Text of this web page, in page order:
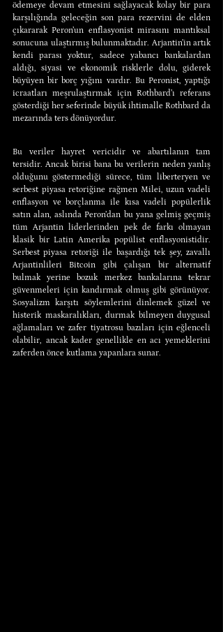
ödemeye devam etmesini sağlayacak kolay bir para
karşılığında geleceğin son para rezervini de elden
çıkararak Peron’un enflasyonist mirasını mantıksal
sonucuna ulaştırmış bulunmaktadır. Arjantin’in artık
kendi parası yoktur, sadece yabancı bankalardan
aldığı, siyasi ve ekonomik risklerle dolu, giderek
büyüyen bir borç yığını vardır. Bu Peronist, yaptığı
icraatları meşrulaştırmak için Rothbard’ı referans
gösterdiği her seferinde büyük ihtimalle Rothbard da
mezarında ters dönüyordur.
Bu veriler hayret vericidir ve abartılanın tam
tersidir. Ancak birisi bana bu verilerin neden yanlış
olduğunu göstermediği sürece, tüm liberteryen ve
serbest piyasa retoriğine rağmen Milei, uzun vadeli
enflasyon ve borçlanma ile kısa vadeli popülerlik
satın alan, aslında Peron’dan bu yana gelmiş geçmiş
tüm Arjantin liderlerinden pek de farkı olmayan
klasik bir Latin Amerika popülist enflasyonistidir.
Serbest piyasa retoriği ile başardığı tek şey, zavallı
Arjantinlileri Bitcoin gibi çalışan bir alternatif
bulmak yerine bozuk merkez bankalarına tekrar
güvenmeleri için kandırmak olmuş gibi görünüyor.
Sosyalizm karşıtı söylemlerini dinlemek güzel ve
histerik maskaralıkları, durmak bilmeyen duygusal
ağlamaları ve zafer tiyatrosu bazıları için eğlenceli
olabilir, ancak kader genellikle en acı yemeklerini
zaferden önce kutlama yapanlara sunar.